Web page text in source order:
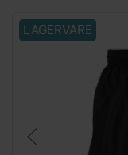
LAGERVARE